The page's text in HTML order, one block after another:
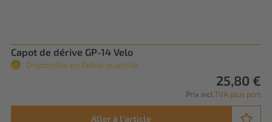
Capot de dérive GP-14 Velo
Disponible en faible quantité.
25,80 €
Prix incl. TVA plus port
Aller à l'article